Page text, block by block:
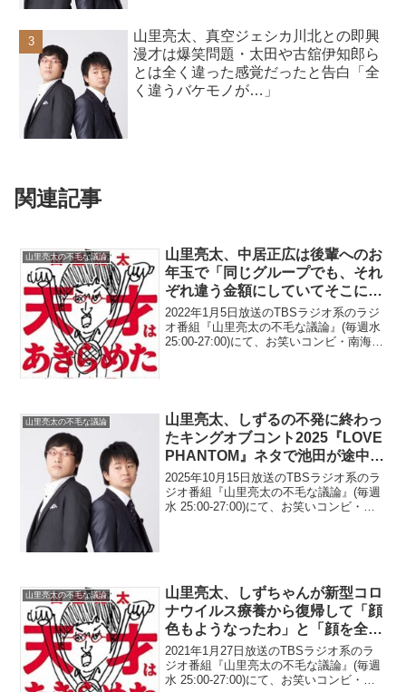
山里亮太、真空ジェシカ川北との即興
漫才は爆笑問題・太田や古舘伊知郎ら
とは全く違った感覚だったと告白「全
く違うバケモノが…」
関連記事
山里亮太の不毛な議論
山里亮太、中居正広は後輩へのお
年玉で「同じグループでも、それ
ぞれ違う金額にしていてそこにメ
ッセージを込める」ということを
やっていると明かす
2022年1月5日放送のTBSラジオ系のラジ
オ番組『山里亮太の不毛な議論』(毎週水
25:00-27:00)にて、お笑いコンビ・南海キ
山里亮太の不毛な議論
山里亮太、しずるの不発に終わっ
たキングオブコント2025『LOVE
PHANTOM』ネタで池田が途中で
思っていたことを明かす「もう中
盤ぐらいで、終わんないかな
と…」
2025年10月15日放送のTBSラジオ系のラ
ジオ番組『山里亮太の不毛な議論』(毎週
水 25:00-27:00)にて、お笑いコンビ・南
山里亮太の不毛な議論
山里亮太、しずちゃんが新型コロ
ナウイルス療養から復帰して「顔
色もようなったわ」と「顔を全部
緑に塗った写真」を送ってきたと
明かす
2021年1月27日放送のTBSラジオ系のラ
ジオ番組『山里亮太の不毛な議論』(毎週
水 25:00-27:00)にて、お笑いコンビ・南